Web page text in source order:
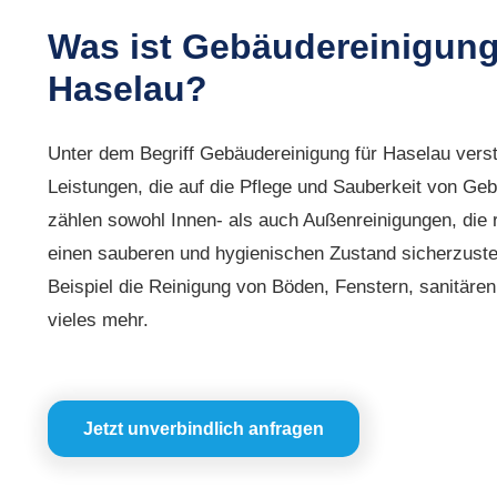
Was ist
Haselau?
Unter dem Begriff Gebäudereinigung für Haselau
Leistungen, die auf die Pflege und Sauberkeit von
zählen sowohl Innen- als auch Außenreinigungen, die
einen sauberen und hygienischen Zustand
Beispiel die Reinigung von Böden, Fenstern,
vieles mehr.
Jetzt unverbindlich anfragen